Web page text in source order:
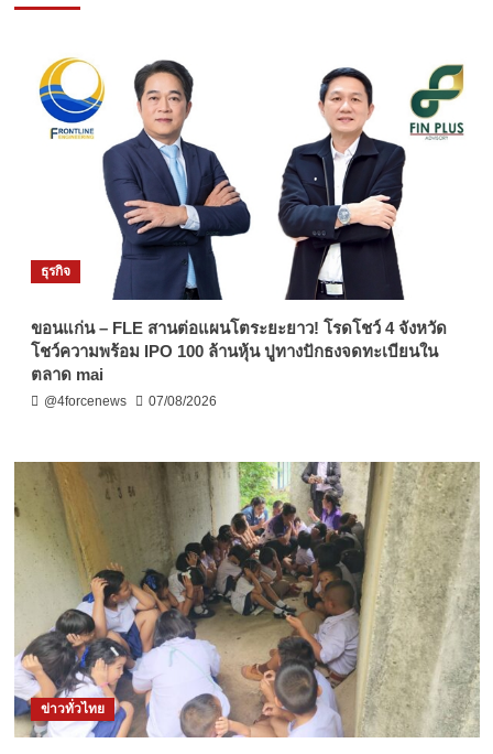
ธุรกิจ
ขอนแก่น – FLE สานต่อแผนโตระยะยาว! โรดโชว์ 4 จังหวัด
โชว์ความพร้อม IPO 100 ล้านหุ้น ปูทางปักธงจดทะเบียนใน
ตลาด mai
@4forcenews 07/08/2026
ข่าวทั่วไทย